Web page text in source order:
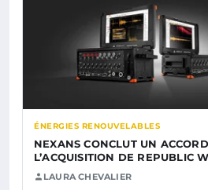
ÉNERGIES RENOUVELABLES
NEXANS CONCLUT UN
L’ACQUISITION DE REPUBLIC
LAURA CHEVALIER